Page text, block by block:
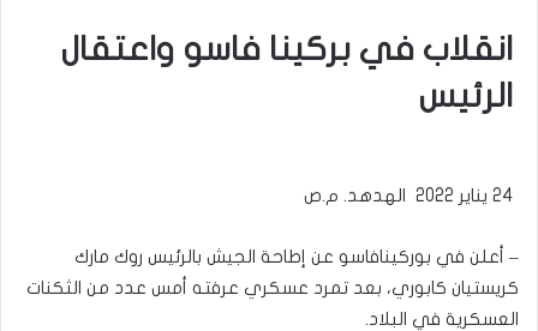
انقلاب في بركينا فاسو واعتقال
الرئيس
– أعلن في بوركينافاسو عن إطاحة الجيش بالرئيس روك مارك
كريستيان كابوري، بعد تمرد عسكري عرفته أمس عدد من الثكنات
العسكرية في البلاد.